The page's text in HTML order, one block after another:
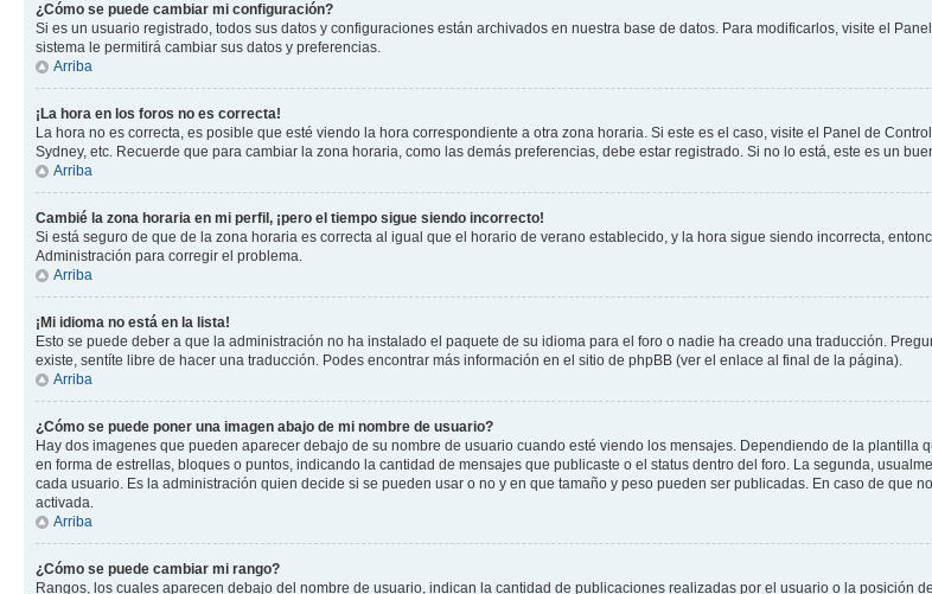
¿Cómo se puede cambiar mi configuración?
Si es un usuario registrado, todos sus datos y configuraciones están archivados en nuestra base de datos. Para modificarlos, visite el
sistema le permitirá cambiar sus datos y preferencias.
Arriba
¡La hora en los foros no es correcta!
La hora no es correcta, es posible que esté viendo la hora correspondiente a otra zona horaria. Si este es el caso, visite el Panel de
Sydney, etc. Recuerde que para cambiar la zona horaria, como las demás preferencias, debe estar registrado. Si no lo está, este es un
Arriba
Cambié la zona horaria en mi perfil, ¡pero el tiempo sigue siendo incorrecto!
Si está seguro de que de la zona horaria es correcta al igual que el horario de verano establecido, y la hora sigue siendo incorrecta,
Administración para corregir el problema.
Arriba
¡Mi idioma no está en la lista!
Esto se puede deber a que la administración no ha instalado el paquete de su idioma para el foro o nadie ha creado una traducción.
existe, sentíte libre de hacer una traducción. Podes encontrar más información en el sitio de phpBB (ver el enlace al final de la página).
Arriba
¿Cómo se puede poner una imagen abajo de mi nombre de usuario?
Hay dos imagenes que pueden aparecer debajo de su nombre de usuario cuando esté viendo los mensajes. Dependiendo de la
en forma de estrellas, bloques o puntos, indicando la cantidad de mensajes que publicaste o el status dentro del foro. La segunda,
cada usuario. Es la administración quien decide si se pueden usar o no y en que tamaño y peso pueden ser publicadas. En caso de que
activada.
Arriba
¿Cómo se puede cambiar mi rango?
Rangos, los cuales aparecen debajo del nombre de usuario, indican la cantidad de publicaciones realizadas por el usuario o la posición